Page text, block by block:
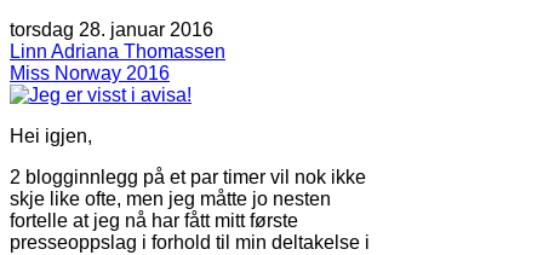
torsdag 28. januar 2016
Linn Adriana Thomassen
Miss Norway 2016
Hei igjen,
2 blogginnlegg på et par timer vil nok ikke
skje like ofte, men jeg måtte jo nesten
fortelle at jeg nå har fått mitt første
presseoppslag i forhold til min deltakelse i